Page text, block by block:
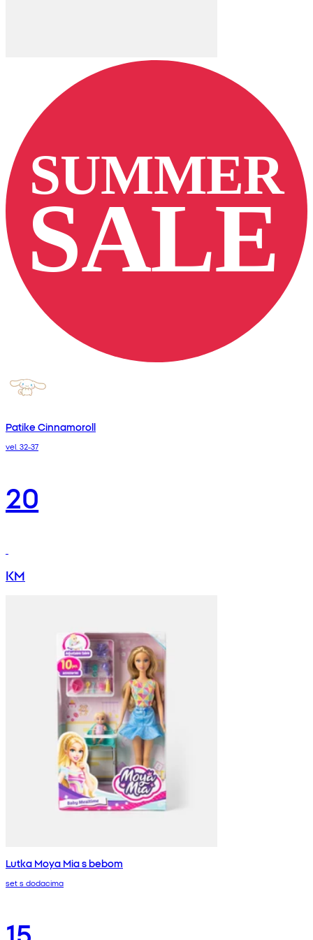
Patike Cinnamoroll
vel. 32-37
20
KM
Lutka Moya Mia s bebom
set s dodacima